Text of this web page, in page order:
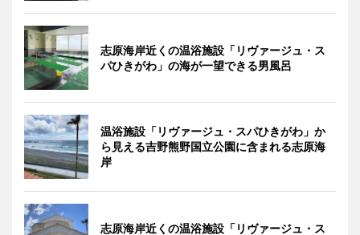
志原海岸近くの温浴施設「リヴァージュ・ス
パひきがわ」の海が一望できる男風呂
温浴施設「リヴァージュ・スパひきがわ」か
ら見える吉野熊野国立公園に含まれる志原海
岸
志原海岸近くの温浴施設「リヴァージュ・ス